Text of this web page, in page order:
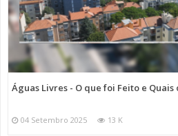
Águas Livres - O que foi Feito e Quais
04 Setembro 2025 13 K